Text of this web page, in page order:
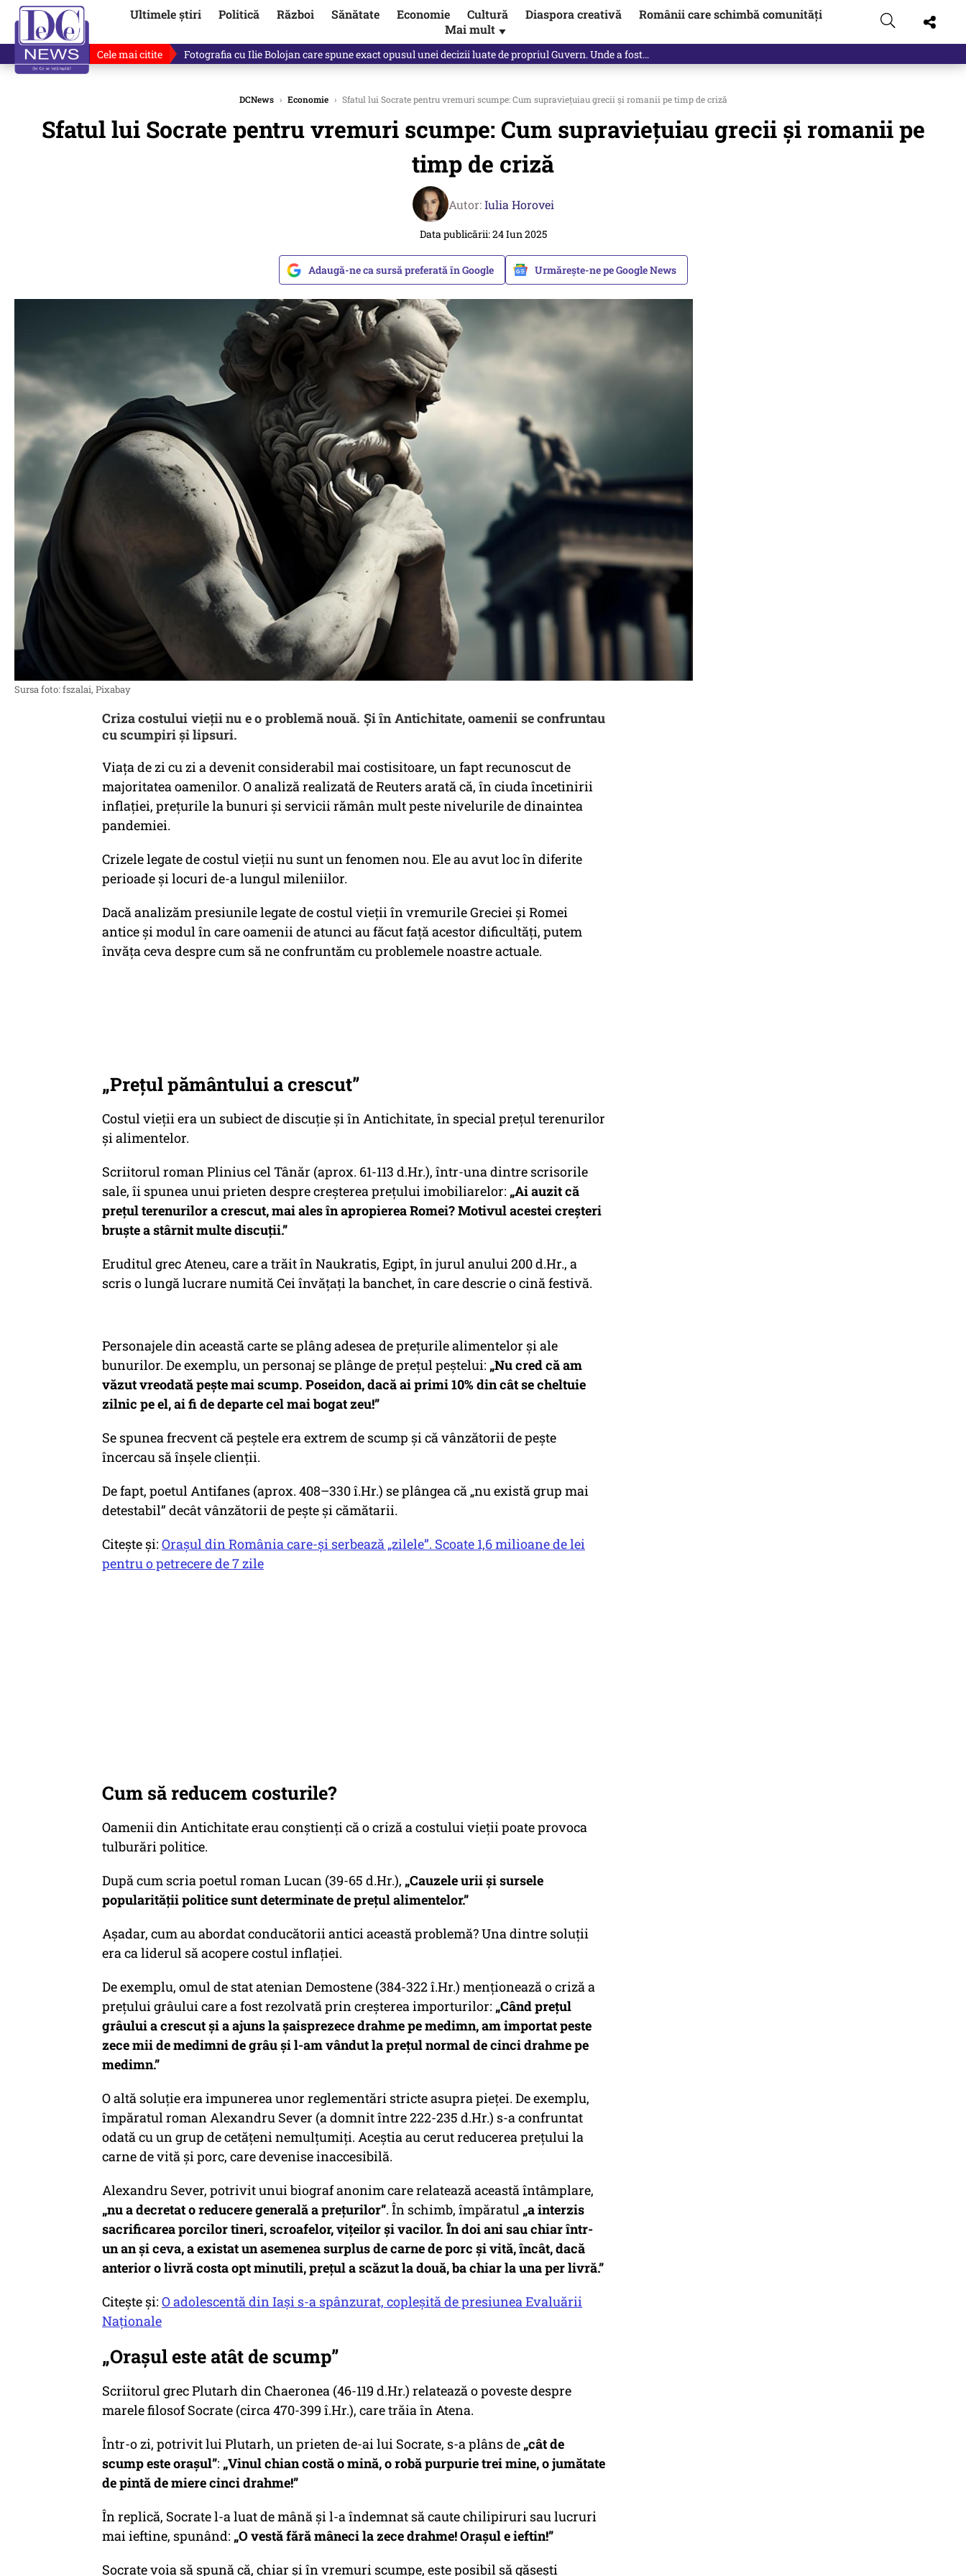
Ultimele știri Politică Război Sănătate Economie Cultură Diaspora creativă
Românii care schimbă comunități
Mai mult ▼
Cele mai citite Lucruri neștiute despre Mihai Vîrdol, dezvăluite de o colegă. Povestea pilotului militar dincolo de…
DCNews › Economie › Sfatul lui Socrate pentru vremuri scumpe: Cum supraviețuiau grecii și romanii pe timp de criză
Sfatul lui Socrate pentru vremuri scumpe: Cum supraviețuiau grecii și romanii pe
timp de criză
Autor:Iulia Horovei
Data publicării: 24 Iun 2025
Adaugă-ne ca sursă preferată în Google Urmărește-ne pe Google News
Sursa foto: fszalai, Pixabay
Criza costului vieții nu e o problemă nouă. Și în Antichitate, oamenii se confruntau
cu scumpiri și lipsuri.
Viața de zi cu zi a devenit considerabil mai costisitoare, un fapt recunoscut de
majoritatea oamenilor. O analiză realizată de Reuters arată că, în ciuda încetinirii
inflației, prețurile la bunuri și servicii rămân mult peste nivelurile de dinaintea
pandemiei.
Crizele legate de costul vieții nu sunt un fenomen nou. Ele au avut loc în diferite
perioade și locuri de-a lungul mileniilor.
Dacă analizăm presiunile legate de costul vieții în vremurile Greciei și Romei
antice și modul în care oamenii de atunci au făcut față acestor dificultăți, putem
învăța ceva despre cum să ne confruntăm cu problemele noastre actuale.
„Prețul pământului a crescut”
Costul vieții era un subiect de discuție și în Antichitate, în special prețul terenurilor
și alimentelor.
Scriitorul roman Plinius cel Tânăr (aprox. 61-113 d.Hr.), într-una dintre scrisorile
sale, îi spunea unui prieten despre creșterea prețului imobiliarelor: „Ai auzit că
prețul terenurilor a crescut, mai ales în apropierea Romei? Motivul acestei creșteri
bruște a stârnit multe discuții.”
Eruditul grec Ateneu, care a trăit în Naukratis, Egipt, în jurul anului 200 d.Hr., a
scris o lungă lucrare numităCei învățați la banchet, în care descrie o cină festivă.
Personajele din această carte se plâng adesea de prețurile alimentelor și ale
bunurilor. De exemplu, un personaj se plânge de prețul peștelui: „Nu cred că am
văzut vreodată pește mai scump. Poseidon, dacă ai primi 10% din cât se cheltuie
zilnic pe el, ai fi de departe cel mai bogat zeu!”
Se spunea frecvent că peștele era extrem de scump și că vânzătorii de pește
încercau să înșele clienții.
De fapt, poetul Antifanes (aprox. 408–330 î.Hr.) se plângea că „nu există grup mai
detestabil” decât vânzătorii de pește și cămătarii.
Citește și: Orașul din România care-și serbează „zilele”. Scoate 1,6 milioane de lei
pentru o petrecere de 7 zile
Cum să reducem costurile?
Oamenii din Antichitate erau conștienți că o criză a costului vieții poate provoca
tulburări politice.
După cum scria poetul roman Lucan (39-65 d.Hr.), „Cauzele urii și sursele
popularității politice sunt determinate de prețul alimentelor.”
Așadar, cum au abordat conducătorii antici această problemă? Una dintre soluții
era ca liderul să acopere costul inflației.
De exemplu, omul de stat atenian Demostene (384-322 î.Hr.) menționează o criză a
prețului grâului care a fost rezolvată prin creșterea importurilor: „Când prețul
grâului a crescut și a ajuns la șaisprezece drahme pe medimn, am importat peste
zece mii de medimni de grâu și l-am vândut la prețul normal de cinci drahme pe
medimn.”
O altă soluție era impunerea unor reglementări stricte asupra pieței. De exemplu,
împăratul roman Alexandru Sever (a domnit între 222-235 d.Hr.) s-a confruntat
odată cu un grup de cetățeni nemulțumiți. Aceștia au cerut reducerea prețului la
carne de vită și porc, care devenise inaccesibilă.
Alexandru Sever, potrivit unui biograf anonim care relatează această întâmplare,
„nu a decretat o reducere generală a prețurilor”. În schimb, împăratul „a interzis
sacrificarea porcilor tineri, scroafelor, vițeilor și vacilor. În doi ani sau chiar într-
un an și ceva, a existat un asemenea surplus de carne de porc și vită, încât, dacă
anterior o livră costa opt minutili, prețul a scăzut la două, ba chiar la una per livră.”
Citește și: O adolescentă din Iași s-a spânzurat, copleșită de presiunea Evaluării
Naționale
„Orașul este atât de scump”
Scriitorul grec Plutarh din Chaeronea (46-119 d.Hr.) relatează o poveste despre
marele filosof Socrate (circa 470-399 î.Hr.), care trăia în Atena.
Într-o zi, potrivit lui Plutarh, un prieten de-ai lui Socrate, s-a plâns de „cât de
scump este orașul”: „Vinul chian costă o mină, o robă purpurie trei mine, o jumătate
de pintă de miere cinci drahme!”
În replică, Socrate l-a luat de mână și l-a îndemnat să caute chilipiruri sau lucruri
mai ieftine, spunând: „O vestă fără mâneci la zece drahme! Orașul e ieftin!”
Socrate voia să spună că, chiar și în vremuri scumpe, este posibil să găsești